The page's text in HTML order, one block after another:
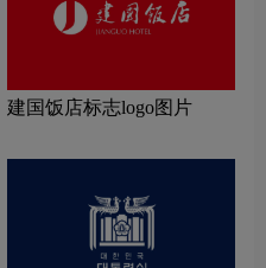
建国饭店标志logo图片